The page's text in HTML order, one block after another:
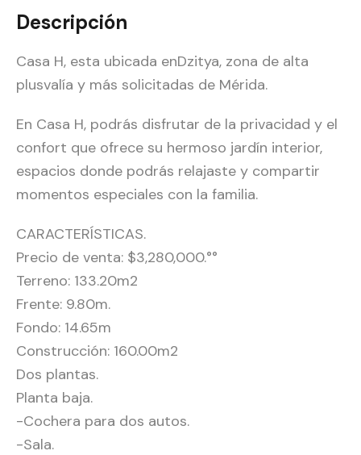
Descripción
Casa H, esta ubicada enDzitya, zona de alta
plusvalía y más solicitadas de Mérida.
En Casa H, podrás disfrutar de la privacidad y el
confort que ofrece su hermoso jardín interior,
espacios donde podrás relajaste y compartir
momentos especiales con la familia.
CARACTERÍSTICAS.
Precio de venta: $3,280,000.°°
Terreno: 133.20m2
Frente: 9.80m.
Fondo: 14.65m
Construcción: 160.00m2
Dos plantas.
Planta baja.
-Cochera para dos autos.
-Sala.